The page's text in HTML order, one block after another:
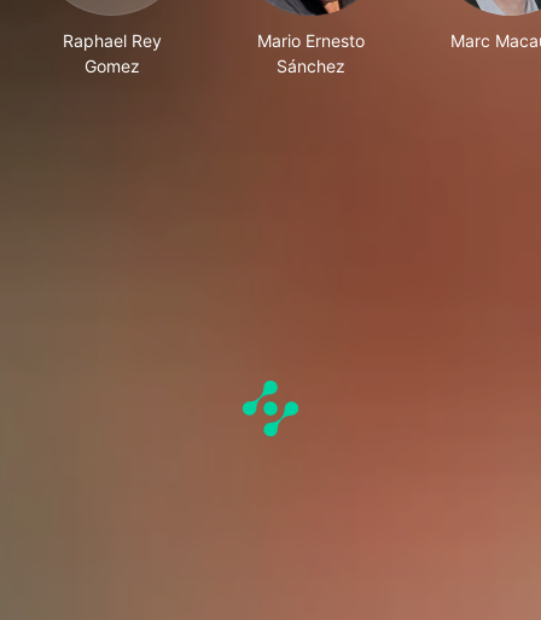
Raphael Rey
Gomez
Mario Ernesto
Sánchez
Marc